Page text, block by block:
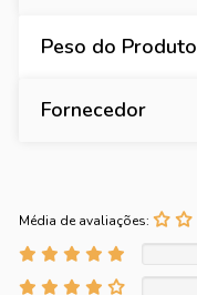
Peso do Produto
Fornecedor
Média de avaliações: